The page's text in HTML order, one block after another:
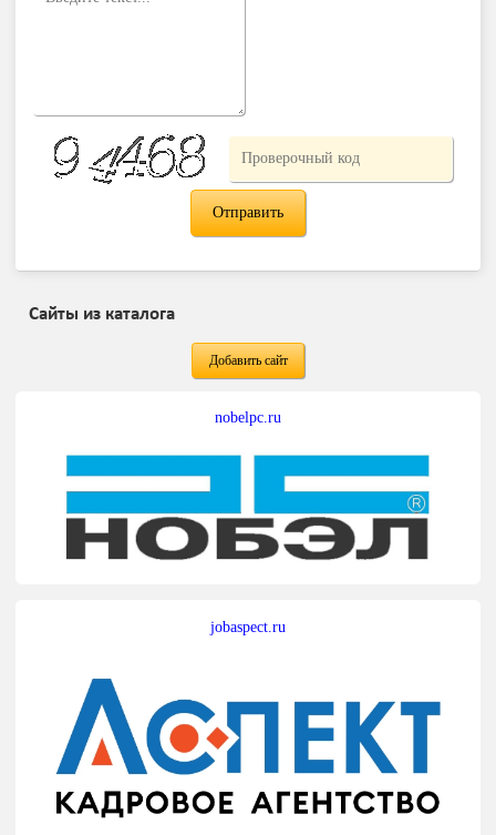
Сайты из каталога
Добавить сайт
nobelpc.ru
jobaspect.ru